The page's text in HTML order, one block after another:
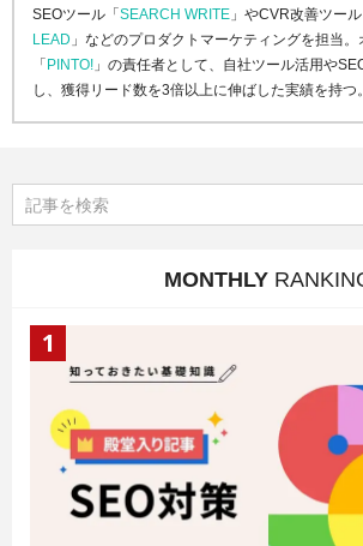
SEOツール「 SEARCH WRITE 」やCVR改善ツール
LEAD 」などのプロダクトマーケティングを担当
「 PINTO! 」の責任者として、自社ツール活用や
し、獲得リード数を3倍以上に伸ばした実績を持つ。
MONTHLY